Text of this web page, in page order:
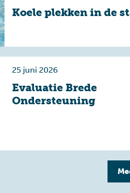
Koele plekken in de
25 juni 2026
Evaluatie Brede
Ondersteuning